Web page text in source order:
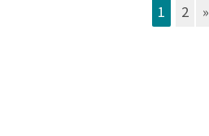
1 2 »